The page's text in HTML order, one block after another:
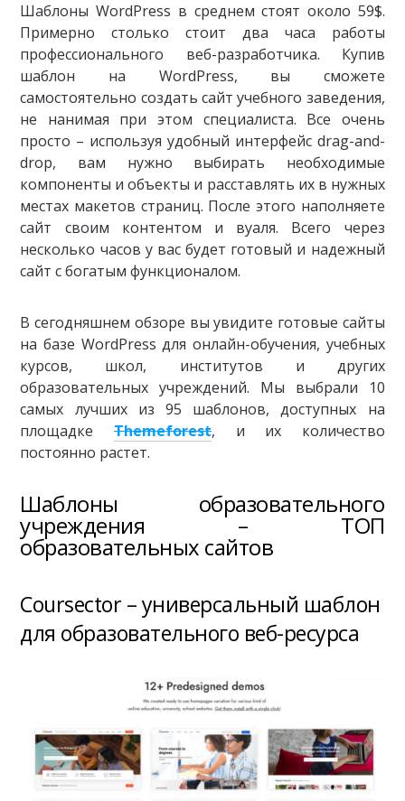
Шаблоны WordPress в среднем стоят около 59$.
Примерно столько стоит два часа работы
профессионального веб-разработчика. Купив
шаблон на WordPress, вы сможете
самостоятельно создать сайт учебного заведения,
не нанимая при этом специалиста. Все очень
просто – используя удобный интерфейс drag-and-
drop, вам нужно выбирать необходимые
компоненты и объекты и расставлять их в нужных
местах макетов страниц. После этого наполняете
сайт своим контентом и вуаля. Всего через
несколько часов у вас будет готовый и надежный
сайт с богатым функционалом.
В сегодняшнем обзоре вы увидите готовые сайты
на базе WordPress для онлайн-обучения, учебных
курсов, школ, институтов и других
образовательных учреждений. Мы выбрали 10
самых лучших из 95 шаблонов, доступных на
площадке Themeforest, и их количество
постоянно растет.
Шаблоны образовательного
учреждения – ТОП
образовательных сайтов
Coursector – универсальный шаблон
для образовательного веб-ресурса